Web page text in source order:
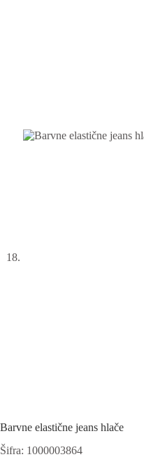
Barvne elastične jeans hlače
Šifra: 1000003864